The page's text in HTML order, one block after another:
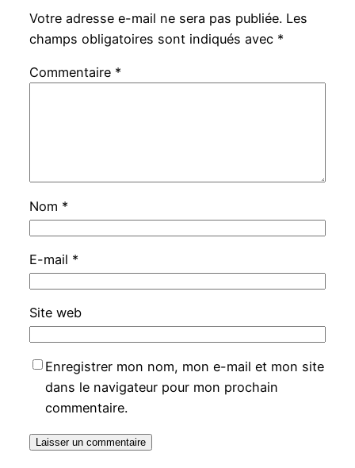
Votre adresse e-mail ne sera pas publiée. Les
champs obligatoires sont indiqués avec *
Commentaire *
Nom *
E-mail *
Site web
Enregistrer mon nom, mon e-mail et mon site
dans le navigateur pour mon prochain
commentaire.